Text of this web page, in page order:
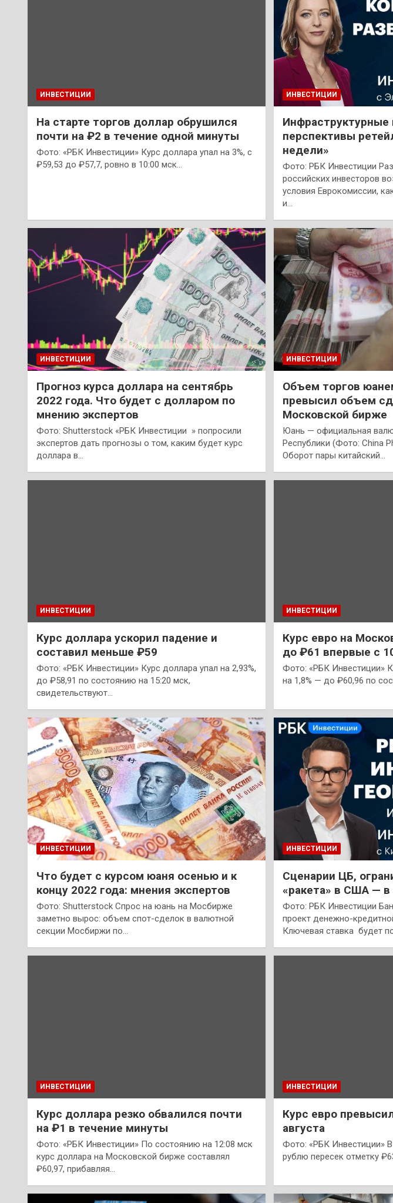
ИНВЕСТИЦИИ
На старте торгов доллар обрушился
почти на ₽2 в течение одной минуты
Фото: «РБК Инвестиции» Курс доллара упал на 3%, с
₽59,53 до ₽57,7, ровно в 10:00 мск…
ИНВЕСТИЦИИ
Инфраструктурные
перспективы
недели»
Фото: РБК Инвестиции
российских инвесторов
условия Еврокомиссии,
и…
ИНВЕСТИЦИИ
Прогноз курса доллара на сентябрь
2022 года. Что будет с долларом по
мнению экспертов
Фото: Shutterstock «РБК Инвестиции » попросили
экспертов дать прогнозы о том, каким будет курс
доллара в…
ИНВЕСТИЦИИ
Объем торгов
превысил объем
Московской бирже
Юань — официальная
Республики (Фото: China
Оборот пары китайский…
ИНВЕСТИЦИИ
Курс доллара ускорил падение и
составил меньше ₽59
Фото: «РБК Инвестиции» Курс доллара упал на 2,93%,
до ₽58,91 по состоянию на 15:20 мск,
свидетельствуют…
ИНВЕСТИЦИИ
Курс евро на
до ₽61 впервые с
Фото: «РБК Инвестиции»
на 1,8% — до ₽60,96 по
ИНВЕСТИЦИИ
Что будет с курсом юаня осенью и к
концу 2022 года: мнения экспертов
Фото: Shutterstock Спрос на юань на Мосбирже
заметно вырос: объем спот-сделок в валютной
секции Мосбиржи по…
ИНВЕСТИЦИИ
Сценарии ЦБ,
«ракета» в США —
Фото: РБК Инвестиции
проект денежно-
Ключевая ставка будет
ИНВЕСТИЦИИ
Курс доллара резко обвалился почти
на ₽1 в течение минуты
Фото: «РБК Инвестиции» По состоянию на 12:08 мск
курс доллара на Московской бирже составлял
₽60,97, прибавляя…
ИНВЕСТИЦИИ
Курс евро
августа
Фото: «РБК Инвестиции»
рублю пересек отметку